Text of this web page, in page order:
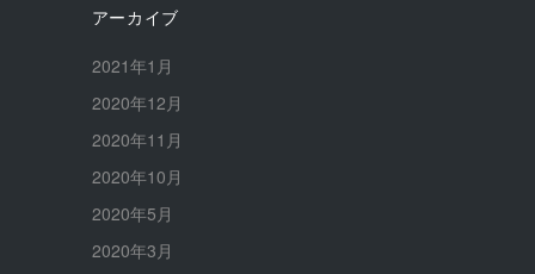
アーカイブ
2021年1月
2020年12月
2020年11月
2020年10月
2020年5月
2020年3月